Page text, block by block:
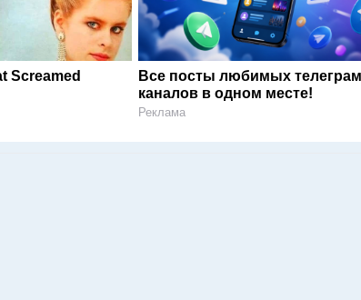
Screamed
Все посты любимых
каналов в одном месте!
Реклама